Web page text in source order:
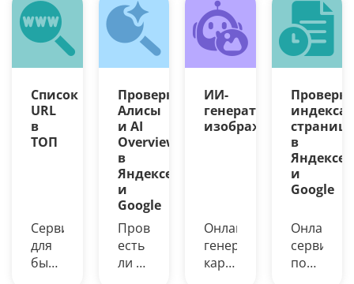
Список
URL
в
ТОП
Сервис
для
быстрой
Проверка
Алисы
и AI
Overview
в
Яндексе
и
Google
Проверьте,
есть
ли в
ИИ-
генератор
изображений
Онлайн-
генерация
картинок
Проверка
страниц
в
Яндексе
и
Google
Онлайн-
сервис
поможет